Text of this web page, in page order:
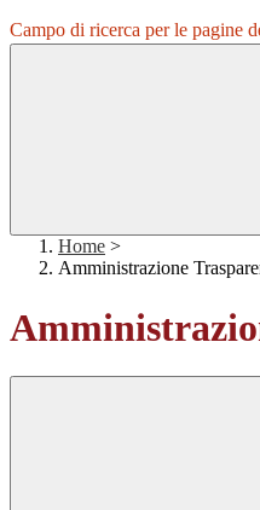
Campo di ricerca per le pagine
Home >
Amministrazione